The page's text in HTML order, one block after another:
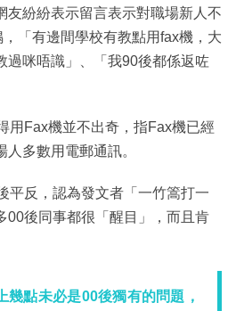
友紛紛表示留言表示對職場新人不
「有邊間學校有教點用fax機，大
過咪唔識」、「我90後都係返咗
用Fax機並不出奇，指Fax機已經
多數用電郵通訊。
平反，認為發文者「一竹篙打一
00後同事都很「醒目」，而且肯
幾點未必是00後獨有的問題，